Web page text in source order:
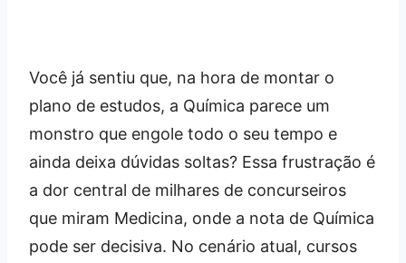
Você já sentiu que, na hora de montar o
plano de estudos, a Química parece um
monstro que engole todo o seu tempo e
ainda deixa dúvidas soltas? Essa frustração é
a dor central de milhares de concurseiros
que miram Medicina, onde a nota de Química
pode ser decisiva. No cenário atual, cursos